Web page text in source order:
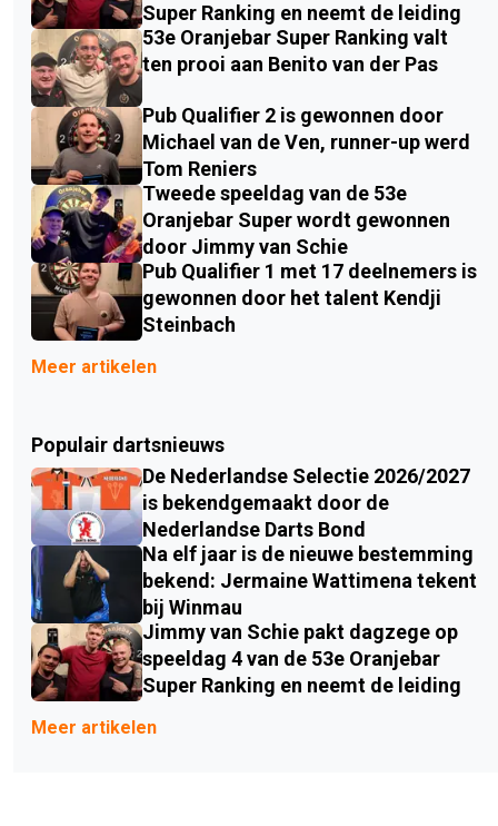
Super Ranking en neemt de leiding
53e Oranjebar Super Ranking valt
ten prooi aan Benito van der Pas
Pub Qualifier 2 is gewonnen door
Michael van de Ven, runner-up werd
Tom Reniers
Tweede speeldag van de 53e
Oranjebar Super wordt gewonnen
door Jimmy van Schie
Pub Qualifier 1 met 17 deelnemers is
gewonnen door het talent Kendji
Steinbach
Meer artikelen
Populair dartsnieuws
De Nederlandse Selectie 2026/2027
is bekendgemaakt door de
Nederlandse Darts Bond
Na elf jaar is de nieuwe bestemming
bekend: Jermaine Wattimena tekent
bij Winmau
Jimmy van Schie pakt dagzege op
speeldag 4 van de 53e Oranjebar
Super Ranking en neemt de leiding
Meer artikelen